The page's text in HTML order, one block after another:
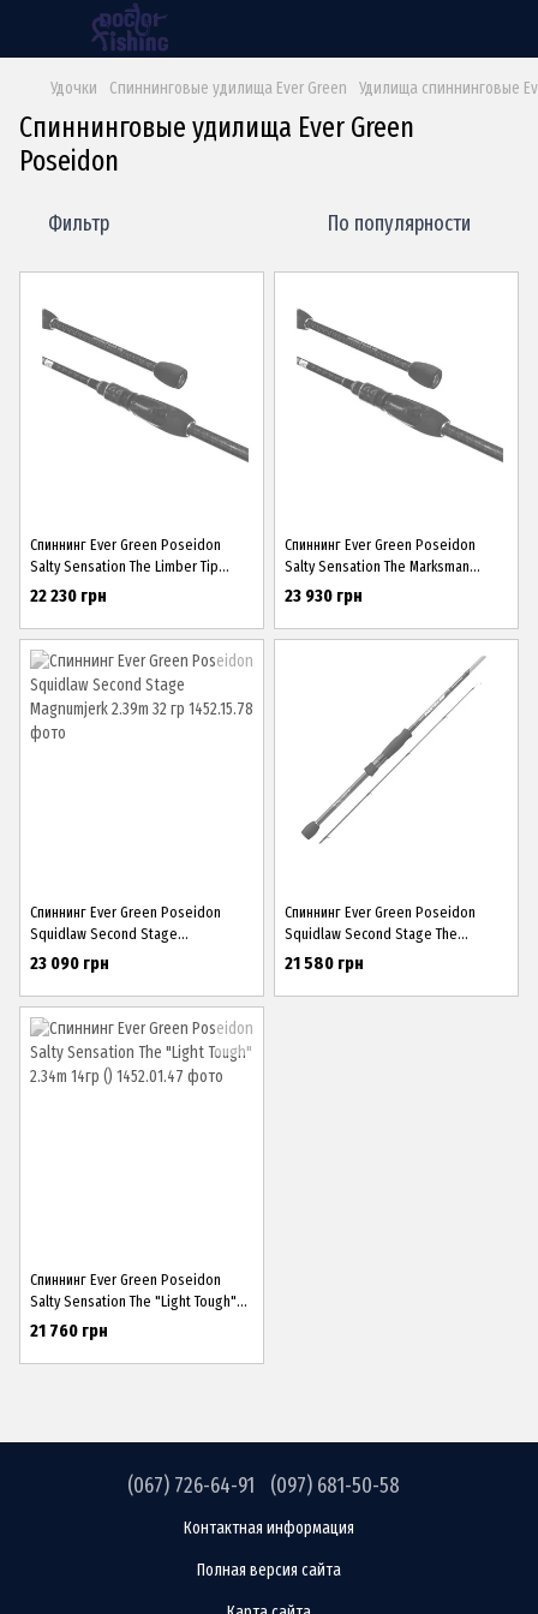
Удочки Спиннинговые удилища Ever Green Удилища спиннинговые
Спиннинговые удилища Ever Green
Poseidon
Фильтр По популярности
Спиннинг Ever Green Poseidon
Salty Sensation The Limber Tip
2.08m 0.1-4.5g
22 230 грн
Спиннинг Ever Green Poseidon
Salty Sensation The Marksman
2.54m 1.5-18g
23 930 грн
Спиннинг Ever Green Poseidon
Squidlaw Second Stage
Magnumjerk 2.39m 32 гр
23 090 грн
Спиннинг Ever Green Poseidon
Squidlaw Second Stage The
Magnumjerk 2.54m до 32 гр
21 580 грн
Спиннинг Ever Green Poseidon
Salty Sensation The "Light Tough"
2.34m 14гр ()
21 760 грн
(067) 726-64-91 (097) 681-50-58
Контактная информация
Полная версия сайта